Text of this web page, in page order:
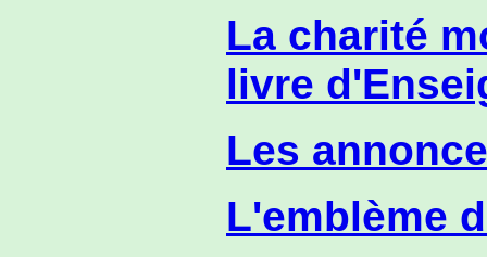
La charité
livre
Les
L'emblème